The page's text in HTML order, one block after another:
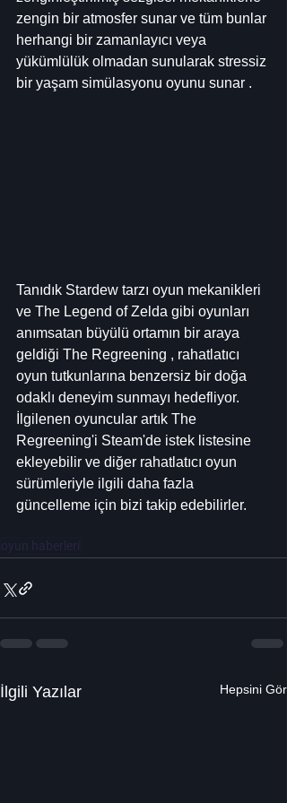
zengin bir atmosfer sunar ve tüm bunlar
herhangi bir zamanlayıcı veya
yükümlülük olmadan sunularak stressiz
bir yaşam simülasyonu oyunu sunar .
Tanıdık Stardew tarzı oyun mekanikleri
ve The Legend of Zelda gibi oyunları
anımsatan büyülü ortamın bir araya
geldiği The Regreening , rahatlatıcı
oyun tutkunlarına benzersiz bir doğa
odaklı deneyim sunmayı hedefliyor.
İlgilenen oyuncular artık The
Regreening'i Steam'de istek listesine
ekleyebilir ve diğer rahatlatıcı oyun
sürümleriyle ilgili daha fazla
güncelleme için bizi takip edebilirler.
oyun haberleri
İlgili Yazılar Hepsini Gör